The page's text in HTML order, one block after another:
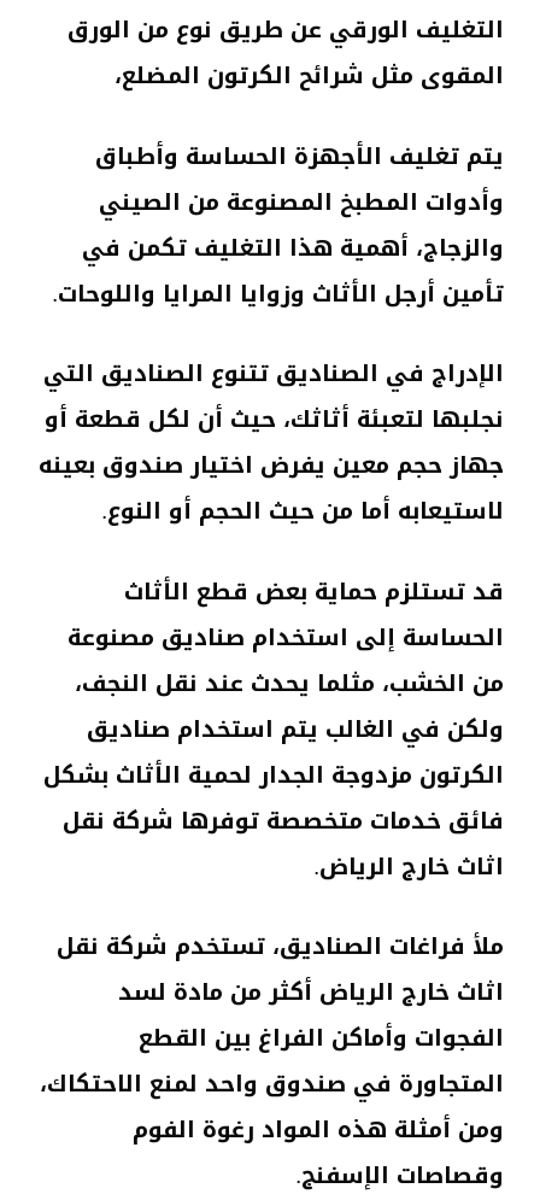
التغليف الورقي عن طريق نوع من الورق
المقوى مثل شرائح الكرتون المضلع،
يتم تغليف الأجهزة الحساسة وأطباق
وأدوات المطبخ المصنوعة من الصيني
والزجاج، أهمية هذا التغليف تكمن في
تأمين أرجل الأثاث وزوايا المرايا واللوحات.
الإدراج في الصناديق تتنوع الصناديق التي
نجلبها لتعبئة أثاثك، حيث أن لكل قطعة أو
جهاز حجم معين يفرض اختيار صندوق بعينه
لاستيعابه أما من حيث الحجم أو النوع.
قد تستلزم حماية بعض قطع الأثاث
الحساسة إلى استخدام صناديق مصنوعة
من الخشب، مثلما يحدث عند نقل النجف،
ولكن في الغالب يتم استخدام صناديق
الكرتون مزدوجة الجدار لحمية الأثاث بشكل
فائق خدمات متخصصة توفرها شركة نقل
اثاث خارج الرياض.
ملأ فراغات الصناديق، تستخدم شركة نقل
اثاث خارج الرياض أكثر من مادة لسد
الفجوات وأماكن الفراغ بين القطع
المتجاورة في صندوق واحد لمنع الاحتكاك،
ومن أمثلة هذه المواد رغوة الفوم
وقصاصات الإسفنج.